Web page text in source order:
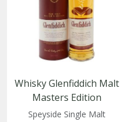
Whisky Glenfiddich Malt
Masters Edition
Speyside Single Malt